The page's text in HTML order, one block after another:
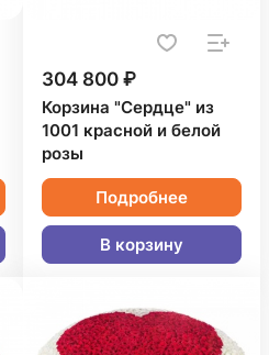
304 800 ₽
Корзина "Сердце" из
1001 красной и белой
розы
Подробнее
В корзину